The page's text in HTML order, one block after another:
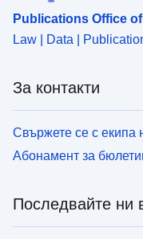
Publications Office
Law | Data |
За контакти
Свържете се с екипа
Абонамент за
Последвайте ни